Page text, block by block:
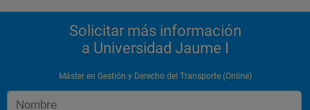
organización de empresas
3. Gestión de almacenes
6. El contrato de logística :
a. Naturaleza del contrato. Logística y contrato just-in-time
b. Partes del contrato
c. problemas prácticos
Solicitar más información
a Universidad Jaume I
Máster en Gestión y Derecho del Transporte (Online)